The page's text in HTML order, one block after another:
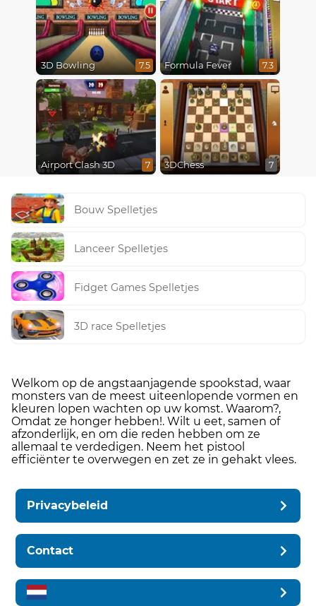
3D Bowling 7.5 Formula Fever 7.3
Airport Clash 3D 7 3DChess 7
Bouw Spelletjes
Lanceer Spelletjes
Fidget Games Spelletjes
3D race Spelletjes
Welkom op de angstaanjagende spookstad, waar
monsters van de meest uiteenlopende vormen en
kleuren lopen wachten op uw komst. Waarom?,
Omdat ze honger hebben!. Wilt u eet, samen of
afzonderlijk, en om die reden hebben om ze
allemaal te verdedigen. Neem het pistool
efficiënter te overwegen en zet ze in gehakt vlees.
Privacybeleid
Contact